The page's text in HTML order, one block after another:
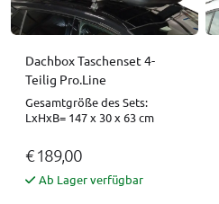
Dachbox Taschenset 4-
Teilig Pro.Line
Gesamtgröße des Sets:
LxHxB= 147 x 30 x 63 cm
€ 189,00
Ab Lager verfügbar